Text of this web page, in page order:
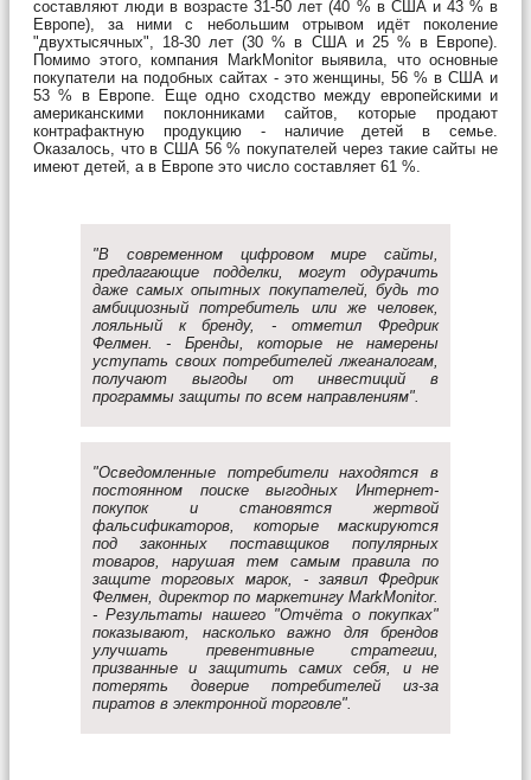
составляют люди в возрасте 31-50 лет (40 % в США и 43 % в
Европе), за ними с небольшим отрывом идёт поколение
"двухтысячных", 18-30 лет (30 % в США и 25 % в Европе).
Помимо этого, компания MarkMonitor выявила, что основные
покупатели на подобных сайтах - это женщины, 56 % в США и
53 % в Европе. Еще одно сходство между европейскими и
американскими поклонниками сайтов, которые продают
контрафактную продукцию - наличие детей в семье.
Оказалось, что в США 56 % покупателей через такие сайты не
имеют детей, а в Европе это число составляет 61 %.
"В современном цифровом мире сайты,
предлагающие подделки, могут одурачить
даже самых опытных покупателей, будь то
амбициозный потребитель или же человек,
лояльный к бренду, - отметил Фредрик
Фелмен. - Бренды, которые не намерены
уступать своих потребителей лжеаналогам,
получают выгоды от инвестиций в
программы защиты по всем направлениям".
"Осведомленные потребители находятся в
постоянном поиске выгодных Интернет-
покупок и становятся жертвой
фальсификаторов, которые маскируются
под законных поставщиков популярных
товаров, нарушая тем самым правила по
защите торговых марок, - заявил Фредрик
Фелмен, директор по маркетингу MarkMonitor.
- Результаты нашего "Отчёта о покупках"
показывают, насколько важно для брендов
улучшать превентивные стратегии,
призванные и защитить самих себя, и не
потерять доверие потребителей из-за
пиратов в электронной торговле".